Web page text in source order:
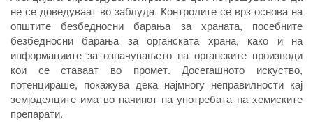
не се доведуваат во заблуда. Контролите се врз основа на
општите безбедносни барања за храната, посебните
безбедносни барања за органската храна, како и на
информациите за означувањето на органските производи
кои се ставаат во промет. Досегашното искуство,
потенцираше, покажува дека најмногу неправилности кај
земјоделците има во начинот на употребата на хемиските
препарати.